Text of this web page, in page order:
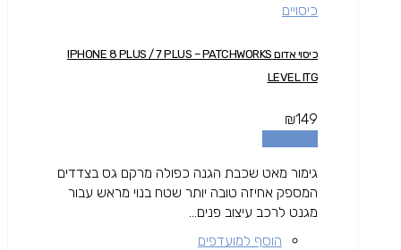
כיסויים
כיסוי אדום IPHONE 8 PLUS / 7 PLUS – PATCHWORKS
LEVEL ITG
₪149
גימור מאט שכבת הגנה כפולה מרקם גס בצדדים
המספק אחיזה טובה יותר שטח בנוי מראש עבור
מגנט לרכב עיצוב פנים...
הוסף למועדפים